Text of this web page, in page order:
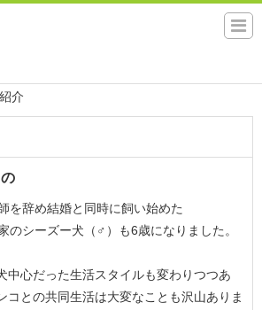
介
を辞め結婚と同時に飼い始めた
のシーズー犬（♂）も6歳になりました。
中心だった生活スタイルも変わりつつあ
コとの共同生活は大変なことも沢山ありま